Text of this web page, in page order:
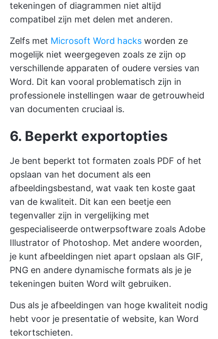
tekeningen of diagrammen niet altijd
compatibel zijn met delen met anderen.
Zelfs met Microsoft Word hacks worden ze
mogelijk niet weergegeven zoals ze zijn op
verschillende apparaten of oudere versies van
Word. Dit kan vooral problematisch zijn in
professionele instellingen waar de getrouwheid
van documenten cruciaal is.
6. Beperkt exportopties
Je bent beperkt tot formaten zoals PDF of het
opslaan van het document als een
afbeeldingsbestand, wat vaak ten koste gaat
van de kwaliteit. Dit kan een beetje een
tegenvaller zijn in vergelijking met
gespecialiseerde ontwerpsoftware zoals Adobe
Illustrator of Photoshop. Met andere woorden,
je kunt afbeeldingen niet apart opslaan als GIF,
PNG en andere dynamische formats als je je
tekeningen buiten Word wilt gebruiken.
Dus als je afbeeldingen van hoge kwaliteit nodig
hebt voor je presentatie of website, kan Word
tekortschieten.